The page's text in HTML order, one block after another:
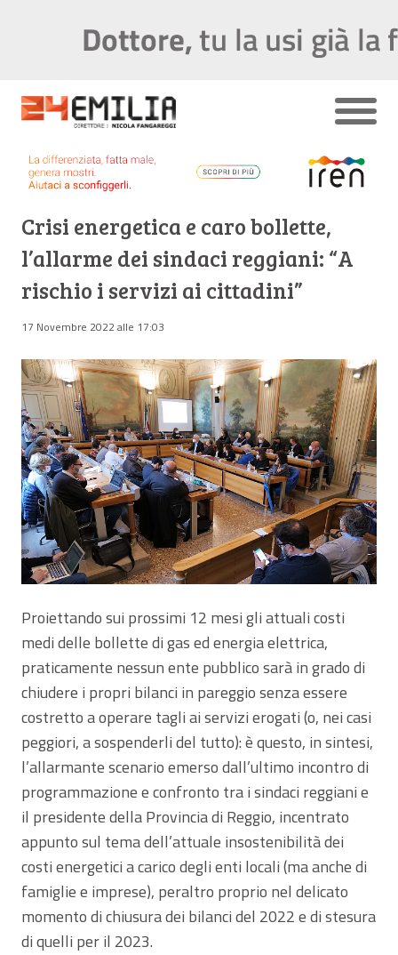
Crisi energetica e caro bollette,
l’allarme dei sindaci reggiani: “A
rischio i servizi ai cittadini”
17 Novembre 2022 alle 17:03
Proiettando sui prossimi 12 mesi gli attuali costi
medi delle bollette di gas ed energia elettrica,
praticamente nessun ente pubblico sarà in grado di
chiudere i propri bilanci in pareggio senza essere
costretto a operare tagli ai servizi erogati (o, nei casi
peggiori, a sospenderli del tutto): è questo, in sintesi,
l’allarmante scenario emerso dall’ultimo incontro di
programmazione e confronto tra i sindaci reggiani e
il presidente della Provincia di Reggio, incentrato
appunto sul tema dell’attuale insostenibilità dei
costi energetici a carico degli enti locali (ma anche di
famiglie e imprese), peraltro proprio nel delicato
momento di chiusura dei bilanci del 2022 e di stesura
di quelli per il 2023.